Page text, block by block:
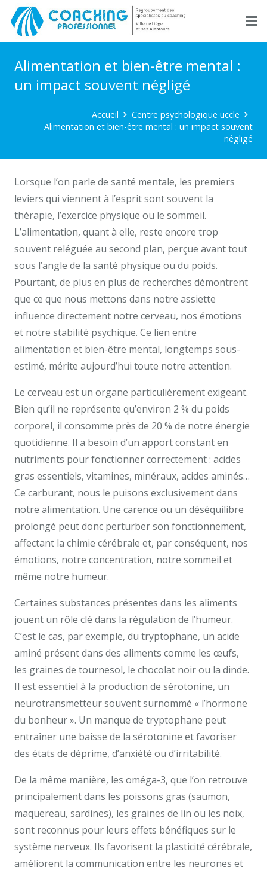
Alimentation et bien-être mental :
un impact souvent négligé
Accueil
Centre psychologique uccle
Alimentation et bien-être mental : un impact souvent
négligé
Lorsque l’on parle de santé mentale, les premiers
leviers qui viennent à l’esprit sont souvent la
thérapie, l’exercice physique ou le sommeil.
L’alimentation, quant à elle, reste encore trop
souvent reléguée au second plan, perçue avant tout
sous l’angle de la santé physique ou du poids.
Pourtant, de plus en plus de recherches démontrent
que ce que nous mettons dans notre assiette
influence directement notre cerveau, nos émotions
et notre stabilité psychique. Ce lien entre
alimentation et bien-être mental, longtemps sous-
estimé, mérite aujourd’hui toute notre attention.
Le cerveau est un organe particulièrement exigeant.
Bien qu’il ne représente qu’environ 2 % du poids
corporel, il consomme près de 20 % de notre énergie
quotidienne. Il a besoin d’un apport constant en
nutriments pour fonctionner correctement : acides
gras essentiels, vitamines, minéraux, acides aminés…
Ce carburant, nous le puisons exclusivement dans
notre alimentation. Une carence ou un déséquilibre
prolongé peut donc perturber son fonctionnement,
affectant la chimie cérébrale et, par conséquent, nos
émotions, notre concentration, notre sommeil et
même notre humeur.
Certaines substances présentes dans les aliments
jouent un rôle clé dans la régulation de l’humeur.
C’est le cas, par exemple, du tryptophane, un acide
aminé présent dans des aliments comme les œufs,
les graines de tournesol, le chocolat noir ou la dinde.
Il est essentiel à la production de sérotonine, un
neurotransmetteur souvent surnommé « l’hormone
du bonheur ». Un manque de tryptophane peut
entraîner une baisse de la sérotonine et favoriser
des états de déprime, d’anxiété ou d’irritabilité.
De la même manière, les oméga-3, que l’on retrouve
principalement dans les poissons gras (saumon,
maquereau, sardines), les graines de lin ou les noix,
sont reconnus pour leurs effets bénéfiques sur le
système nerveux. Ils favorisent la plasticité cérébrale,
améliorent la communication entre les neurones et